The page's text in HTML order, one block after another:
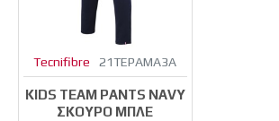
Tecnifibre 21TEPAMA3A
KIDS TEAM PANTS NAVY
ΣΚΟΎΡΟ ΜΠΛΕ